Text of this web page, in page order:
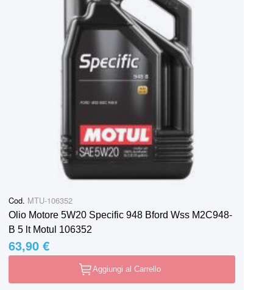
Cod. MTU-106352
Olio Motore 5W20 Specific 948 Bford Wss M2C948-
B 5 lt Motul 106352
63,90 €
Aggiungi al Carrello